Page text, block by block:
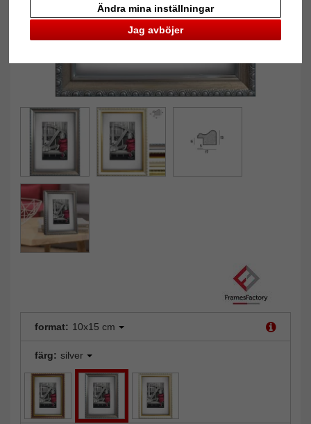
Jag avböjer
Ändra mina inställningar
format: 10x15 cm
färg: silver